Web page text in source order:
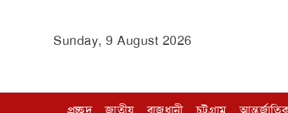
Sunday, 9 August 2026